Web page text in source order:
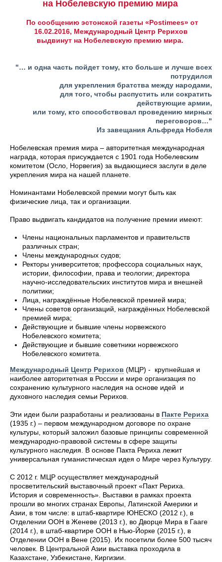
на Нобелевскую премию мира
По сообщению эстонской газеты «Postimees» от
16.02.2016, Международный Центр Рерихов
выдвинут на Нобелевскую премию мира.
"… и одна часть пойдет тому, кто больше и лучше всех
потрудился
для укрепления братства между народами,
для того, чтобы распустить или сократить
действующие армии,
или тому, кто способствовал проведению мирных
переговоров…"
Из завещания Альфреда Нобеля
Нобелевская премия мира – авторитетная международная
награда, которая присуждается с 1901 года Нобелевским
комитетом (Осло, Норвегия) за выдающиеся заслуги в деле
укрепления мира на нашей планете.
Номинантами Нобелевской премии могут быть как
физические лица, так и организации.
Право выдвигать кандидатов на получение премии имеют:
Члены национальных парламентов и правительств
различных стран;
Члены международных судов;
Ректоры университетов; профессора социальных наук,
истории, философии, права и теологии; директора
научно-исследовательских институтов мира и внешней
политики;
Лица, награждённые Нобелевской премией мира;
Члены советов организаций, награждённых Нобелевской
премией мира;
Действующие и бывшие члены норвежского
Нобелевского комитета;
Действующие и бывшие советники норвежского
Нобелевского комитета.
Международный Центр Рерихов (МЦР) - крупнейшая и
наиболее авторитетная в России и мире организация по
сохранению культурного наследия на основе идей и
духовного наследия семьи Рерихов.
Эти идеи были разработаны и реализованы в Пакте Рериха
(1935 г.) – первом международном договоре по охране
культуры, который заложил базовые принципы современной
международно-правовой системы в сфере защиты
культурного наследия. В основе Пакта Рериха лежит
универсальная гуманистическая идея о Мире через Культуру.
С 2012 г. МЦР осуществляет международный
просветительский выставочный проект «Пакт Рериха.
История и современность». Выставки в рамках проекта
прошли во многих странах Европы, Латинской Америки и
Азии, в том числе: в штаб-квартире ЮНЕСКО (2012 г.), в
Отделении ООН в Женеве (2013 г.), во Дворце Мира в Гааге
(2014 г.), в штаб-квартире ООН в Нью-Йорке (2015 г.), в
Отделении ООН в Вене (2015). Их посетили более 500 тысяч
человек. В Центральной Азии выставка проходила в
Казахстане, Узбекистане, Киргизии.